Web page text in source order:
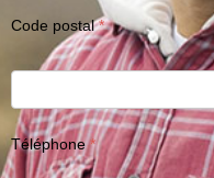
Code postal
Téléphone